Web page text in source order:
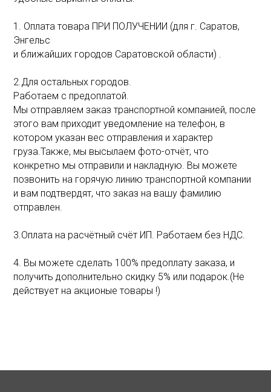
1. Оплата товара ПРИ ПОЛУЧЕНИИ (для г. Саратов,
Энгельс
и ближайших городов Саратовской области) .
2.Для остальных городов.
Работаем с предоплатой.
Мы отправляем заказ транспортной компанией, после
этого вам приходит уведомление на телефон, в
котором указан вес отправления и характер
груза.Также, мы высылаем фото-отчёт, что
конкретно мы отправили и накладную. Вы можете
позвонить на горячую линию транспортной компании
и вам подтвердят, что заказ на вашу фамилию
отправлен.
3.Оплата на расчётный счёт ИП. Работаем без НДС.
4. Вы можете сделать 100% предоплату заказа, и
получить дополнительно скидку 5% или подарок.(Не
действует на акционые товары !)